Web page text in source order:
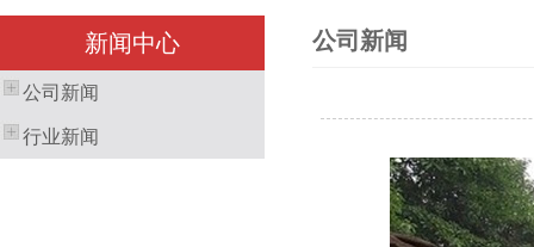
新闻中心
公司新闻
行业新闻
公司新闻